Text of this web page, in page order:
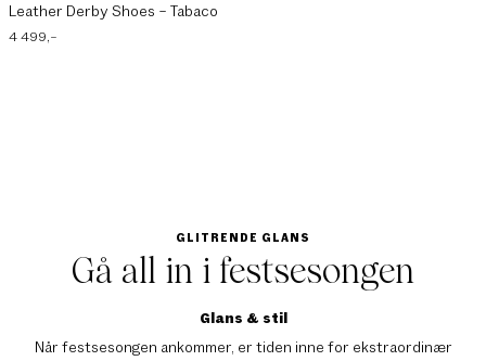
Leather Derby Shoes – Tabaco
4 499 ,–
GLITRENDE GLANS
Gå all in i festsesongen
Glans & stil
Når festsesongen ankommer, er tiden inne for ekstraordinær